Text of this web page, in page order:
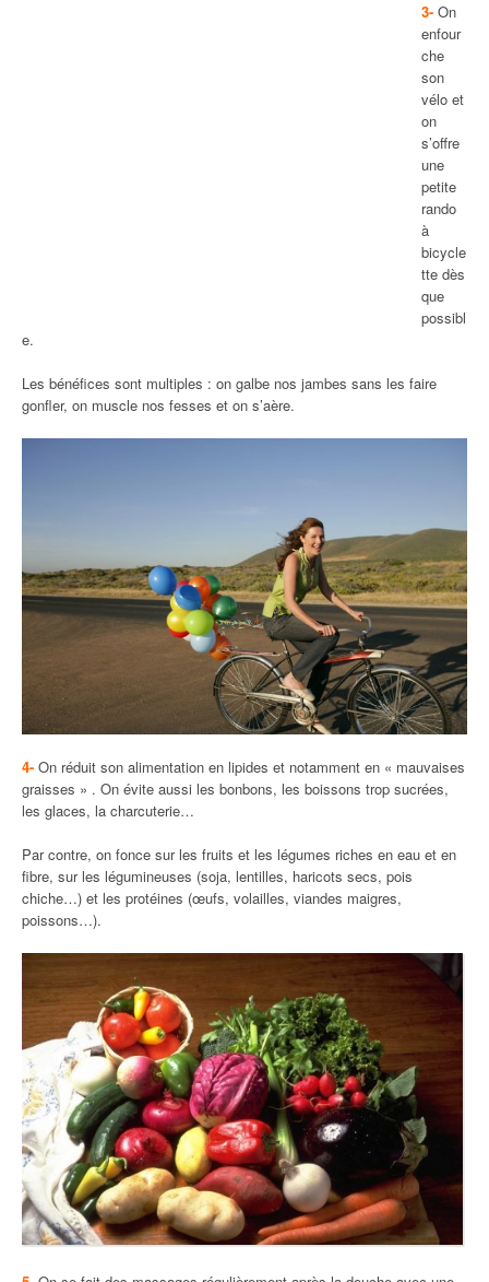
3- On
enfour
che
son
vélo et
on
s’offre
une
petite
rando
à
bicycle
tte dès
que
possibl
e.
Les bénéfices sont multiples : on galbe nos jambes sans les faire
gonfler, on muscle nos fesses et on s’aère.
4- On réduit son alimentation en lipides et notamment en « mauvaises
graisses » . On évite aussi les bonbons, les boissons trop sucrées,
les glaces, la charcuterie…
Par contre, on fonce sur les fruits et les légumes riches en eau et en
fibre, sur les légumineuses (soja, lentilles, haricots secs, pois
chiche…) et les protéines (œufs, volailles, viandes maigres,
poissons…).